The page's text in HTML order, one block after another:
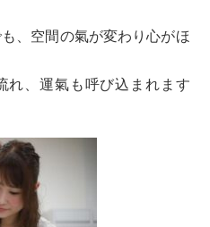
、空間の氣が変わり心がほ
れ、運氣も呼び込まれます